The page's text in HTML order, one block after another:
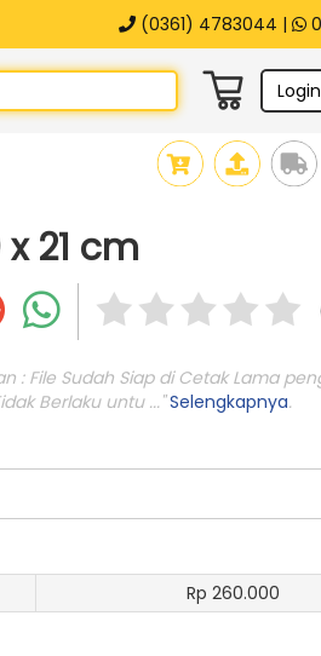
(0361) 4783044 |
Login
21 cm
: File Sudah Siap di Cetak Lama
Berlaku untu ..."Selengkapnya.
Rp 260.000